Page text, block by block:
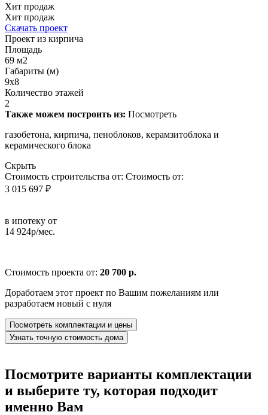
Хит продаж
Хит продаж
Скачать проект
Проект из кирпича
Площадь
69 м2
Габариты (м)
9х8
Количество этажей
2
Также можем построить из: Посмотреть
газобетона, кирпича, пеноблоков, керамзитоблока и
керамического блока
Скрыть
Стоимость строительства от: Стоимость от:
3 015 697 ₽
в ипотеку от
14 924р/мес.
Стоимость проекта от: 20 700 р.
Доработаем этот проект по Вашим пожеланиям или
разработаем новый с нуля
Посмотреть комплектации и цены
Узнать точную стоимость дома
Посмотрите варианты комплектации
и выберите ту, которая подходит
именно Вам